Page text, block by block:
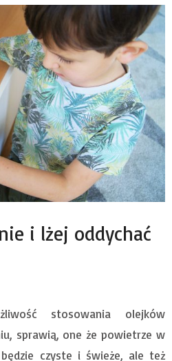
i lżej oddychać
stosowania olejków
sprawią, one że powietrze w
czyste i świeże, ale też